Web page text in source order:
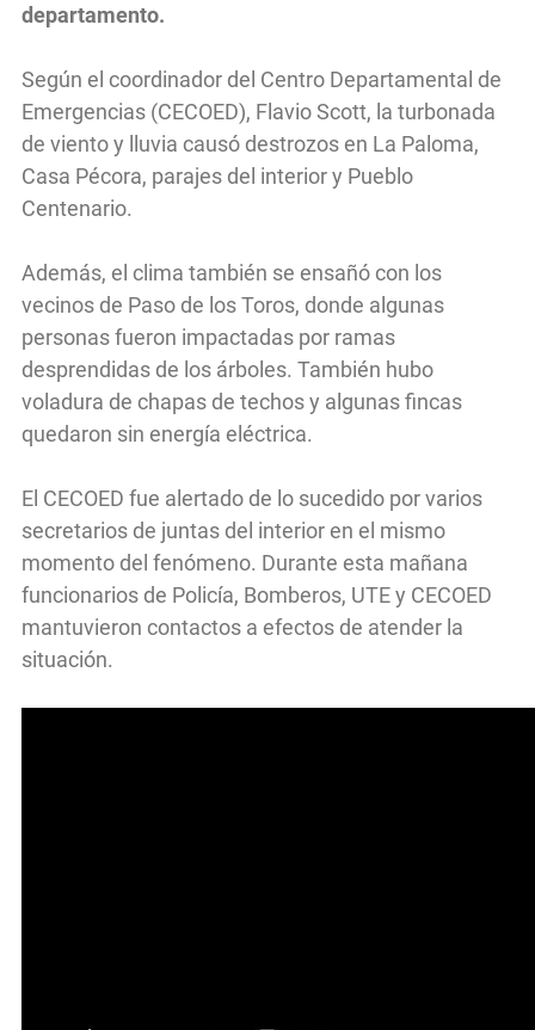
departamento.
Según el coordinador del Centro Departamental de
Emergencias (CECOED), Flavio Scott, la turbonada
de viento y lluvia causó destrozos en La Paloma,
Casa Pécora, parajes del interior y Pueblo
Centenario.
Además, el clima también se ensañó con los
vecinos de Paso de los Toros, donde algunas
personas fueron impactadas por ramas
desprendidas de los árboles. También hubo
voladura de chapas de techos y algunas fincas
quedaron sin energía eléctrica.
El CECOED fue alertado de lo sucedido por varios
secretarios de juntas del interior en el mismo
momento del fenómeno. Durante esta mañana
funcionarios de Policía, Bomberos, UTE y CECOED
mantuvieron contactos a efectos de atender la
situación.